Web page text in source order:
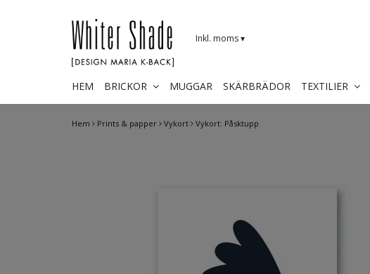
Hem Prints & papper Vykort Vykort: Påsktupp
Inkl. moms▾
HEM BRICKOR MUGGAR SKÄRBRÄDOR TEXTILIER